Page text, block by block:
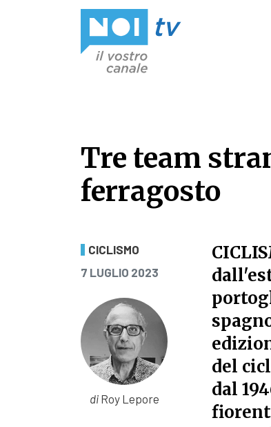
Tre team
ferragosto
Tre team
CICLISMO
PUBBLICATO IL
7 LUGLIO 2023
diRoy Lepore
del
dal